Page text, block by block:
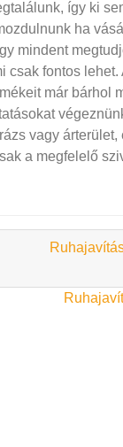
így ki
ha
mindent
csak fontos
már bárhol
vagy
a megfelelő